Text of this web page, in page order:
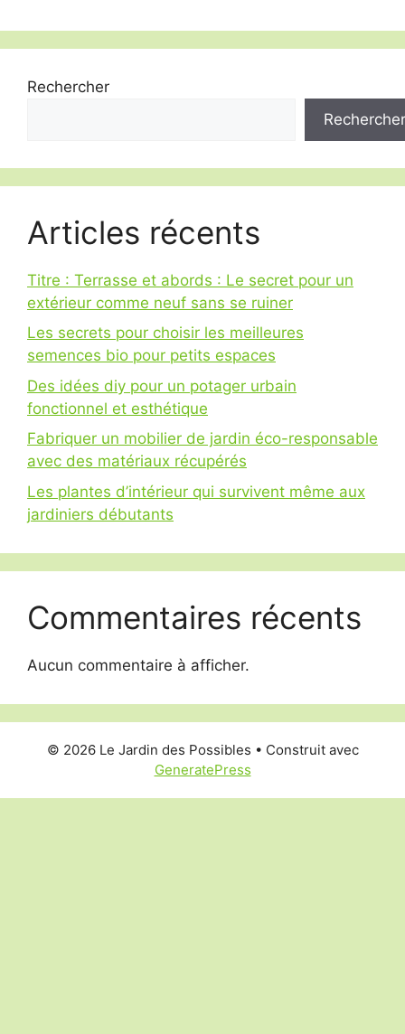
Rechercher
Rechercher
Articles récents
Titre : Terrasse et abords : Le secret pour un
extérieur comme neuf sans se ruiner
Les secrets pour choisir les meilleures
semences bio pour petits espaces
Des idées diy pour un potager urbain
fonctionnel et esthétique
Fabriquer un mobilier de jardin éco-responsable
avec des matériaux récupérés
Les plantes d’intérieur qui survivent même aux
jardiniers débutants
Commentaires récents
Aucun commentaire à afficher.
© 2026 Le Jardin des Possibles • Construit avec
GeneratePress